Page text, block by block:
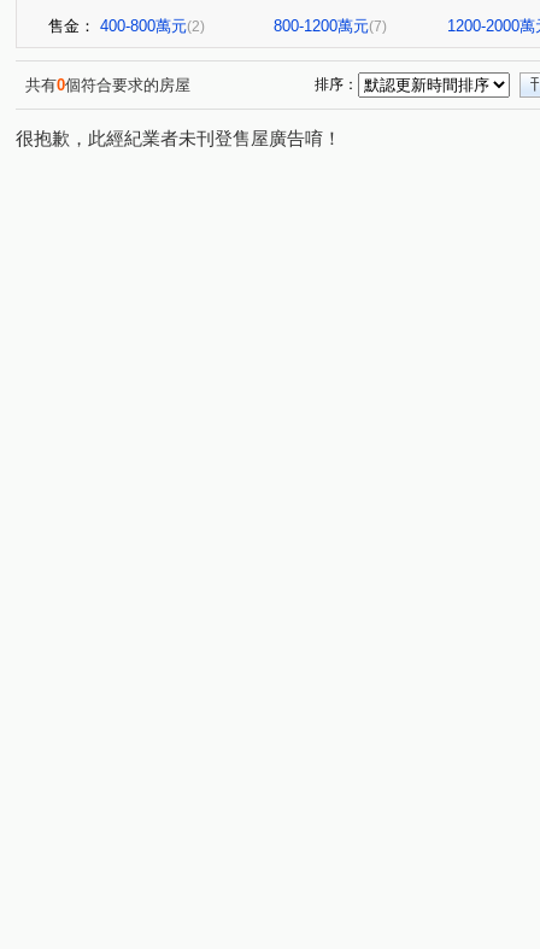
售金： 400-800萬元(2) 800-1200萬元(7) 1200-2000萬
共有0個符合要求的房屋 排序：
很抱歉，此經紀業者未刊登售屋廣告唷！